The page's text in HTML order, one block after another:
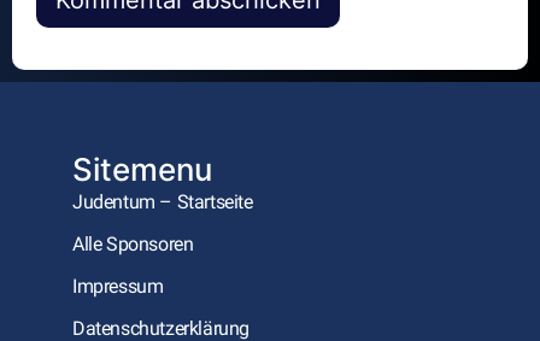
Alternative:
Sitemenu
Judentum – Startseite
Alle Sponsoren
Impressum
Datenschutzerklärung